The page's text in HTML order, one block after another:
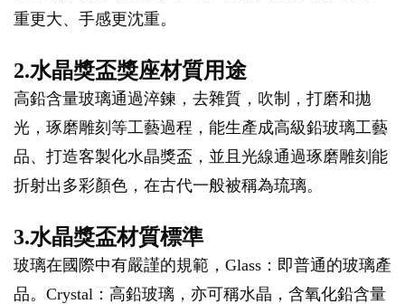
重更大、手感更沈重。
2.水晶獎盃獎座材質用途
高鉛含量玻璃通過淬鍊，去雜質，吹制，打磨和拋
光，琢磨雕刻等工藝過程，能生產成高級鉛玻璃工藝
品、打造客製化水晶獎盃，並且光線通過琢磨雕刻能
折射出多彩顏色，在古代一般被稱為琉璃。
3.水晶獎盃材質標準
玻璃在國際中有嚴謹的規範，Glass：即普通的玻璃產
品。Crystal：高鉛玻璃，亦可稱水晶，含氧化鉛含量